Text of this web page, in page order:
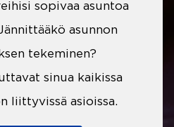
sopivaa asuntoa
asunnon
tekeminen?
sinua kaikissa
liittyvissä asioissa.